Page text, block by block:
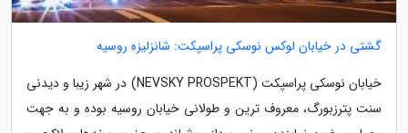
گشتی در خیابان لوکس نوسکی پراسپکت: شانزلیزه روسیه
خیابان نوسکی پراسپکت (NEVSKY PROSPEKT) در شهر زیبا و دیدنی
سنت پترزبورگ، معروف ترین و طولانی خیابان روسیه بوده و به جهت